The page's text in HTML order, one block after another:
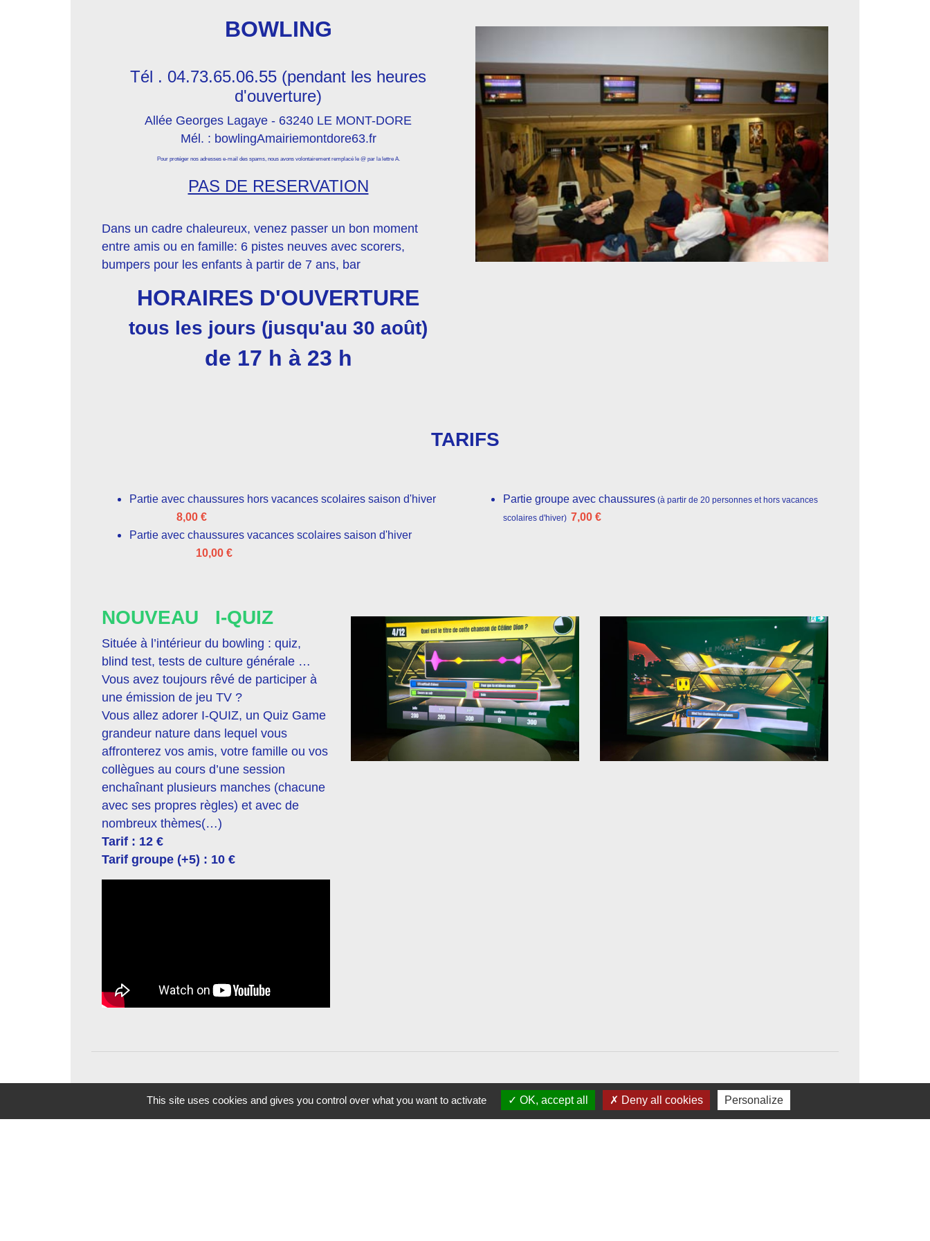
BOWLING
Tél . 04.73.65.06.55 (pendant les heures
d'ouverture)
Allée Georges Lagaye - 63240 LE MONT-DORE
Mél. : bowlingAmairiemontdore63.fr
Pour protéger nos adresses e-mail des spams, nous avons volontairement remplacé le @ par la lettre A.
PAS DE RESERVATION
Dans un cadre chaleureux, venez passer un bon moment
entre amis ou en famille: 6 pistes neuves avec scorers,
bumpers pour les enfants à partir de 7 ans, bar
HORAIRES D'OUVERTURE
tous les jours (jusqu'au 30 août)
de 17 h à 23 h
TARIFS
Partie avec chaussures hors vacances scolaires saison d'hiver
8,00 €
Partie avec chaussures vacances scolaires saison d'hiver
10,00 €
Partie groupe avec chaussures (à partir de 20 personnes et hors vacances
scolaires d'hiver) 7,00 €
NOUVEAU I-QUIZ
Située à l’intérieur du bowling : quiz,
blind test, tests de culture générale …
Vous avez toujours rêvé de participer à
une émission de jeu TV ?
Vous allez adorer I-QUIZ, un Quiz Game
grandeur nature dans lequel vous
affronterez vos amis, votre famille ou vos
collègues au cours d’une session
enchaînant plusieurs manches (chacune
avec ses propres règles) et avec de
nombreux thèmes(…)
Tarif : 12 €
Tarif groupe (+5) : 10 €
This site uses cookies and gives you control over what you want to activate OK, accept all Deny all cookies Personalize